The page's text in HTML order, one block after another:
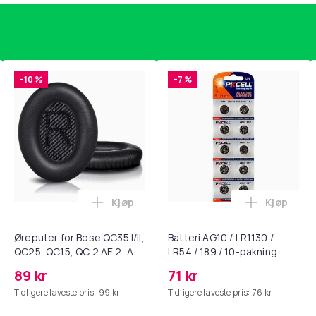
- mage- og kjernetrening, yoga og
i titan, antibakterielt skjærebrett, skjærebrett i
-10 %
Øreputer for Bose QC35 I/II,
QC25, QC15, QC 2 AE 2, AE
SoundLink Black
89 kr
Tidligere laveste pris: 99 kr
Legg Øreputer for Bose QC35 I/II, QC25,
Kjøp
-7 %
Batteri AG10 / LR1130 /
LR54 / 189 / 10-pakning
71 kr
Tidligere laveste pris: 76 kr
Legg
Kjøp